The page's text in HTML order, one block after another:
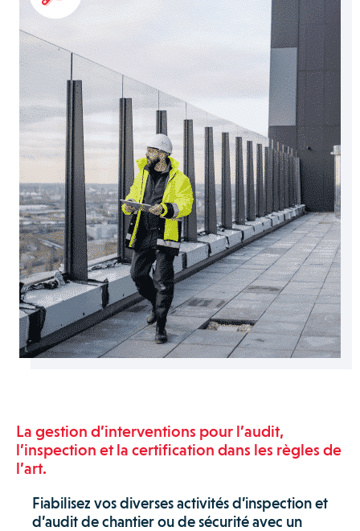
La gestion d’interventions pour l’audit,
l’inspection et la certification dans les règles de
l’art.
Fiabilisez vos diverses activités d’inspection et
d’audit de chantier ou de sécurité avec un